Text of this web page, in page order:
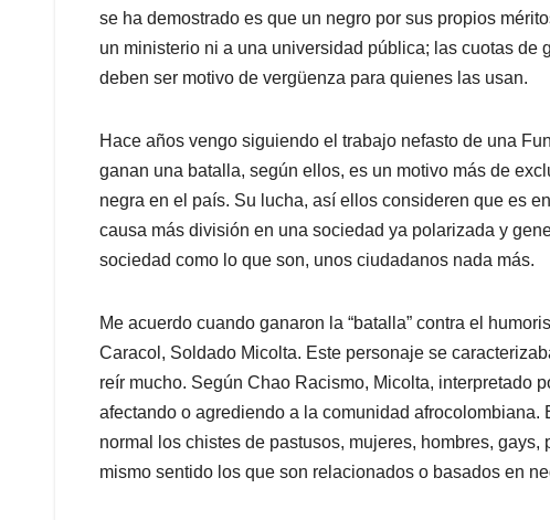
se ha demostrado es que un negro por sus propios
un ministerio ni a una universidad pública; las cuotas de
deben ser motivo de vergüenza para quienes las usan.
Hace años vengo siguiendo el trabajo nefasto de una
ganan una batalla, según ellos, es un motivo más de
negra en el país. Su lucha, así ellos consideren que es
causa más división en una sociedad ya polarizada y
sociedad como lo que son, unos ciudadanos nada más.
Me acuerdo cuando ganaron la “batalla” contra el
Caracol, Soldado Micolta. Este personaje se
reír mucho. Según Chao Racismo, Micolta, interpretado
afectando o agrediendo a la comunidad
normal los chistes de pastusos, mujeres, hombres,
mismo sentido los que son relacionados o basados en